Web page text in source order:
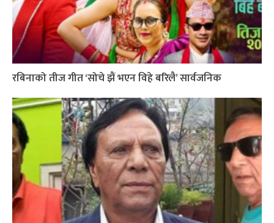
रबिनाको तीज गीत ‘सोचे झैं भएन विहे बरिलै’ सार्वजनिक